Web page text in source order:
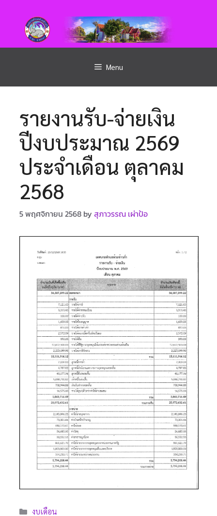
Menu
รายงานรับ-จ่ายเงิน
ปีงบประมาณ 2569
ประจำเดือน ตุลาคม
2568
5 พฤศจิกายน 2568 by สุภาวรรณ เผ่าป้อ
งบเดือน